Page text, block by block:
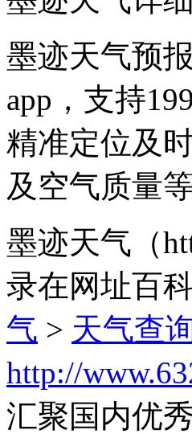
墨迹天气预
app，支持
精准定位及
及空气质量
墨迹天气（
录在网址百
气 > 天气查
http://
汇聚国内优